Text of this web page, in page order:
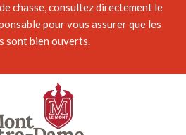
chasse, consultez directement le
pour vous assurer que les
sont bien ouverts.